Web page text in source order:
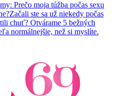
Prečo moja túžba počas sexu
Začali ste sa už niekedy počas
chuť? Otvárame 5 bežných
normálnejšie, než si myslíte.